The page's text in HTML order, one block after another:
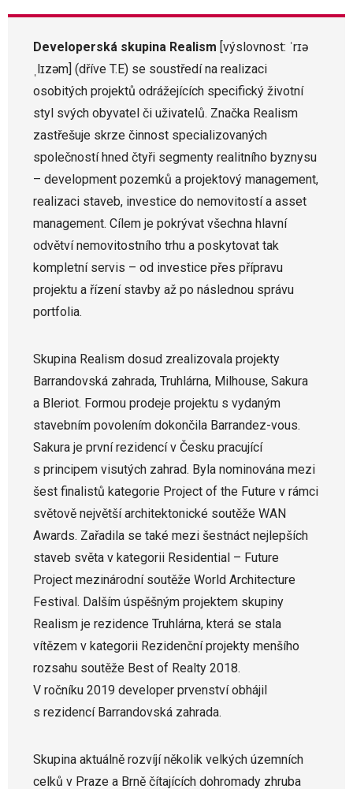
Developerská skupina Realism [výslovnost: ˈrɪə
ˌlɪzəm] (dříve T.E) se soustředí na realizaci
osobitých projektů odrážejících specifický životní
styl svých obyvatel či uživatelů. Značka Realism
zastřešuje skrze činnost specializovaných
společností hned čtyři segmenty realitního byznysu
– development pozemků a projektový management,
realizaci staveb, investice do nemovitostí a asset
management. Cílem je pokrývat všechna hlavní
odvětví nemovitostního trhu a poskytovat tak
kompletní servis – od investice přes přípravu
projektu a řízení stavby až po následnou správu
portfolia.
Skupina Realism dosud zrealizovala projekty
Barrandovská zahrada, Truhlárna, Milhouse, Sakura
a Bleriot. Formou prodeje projektu s vydaným
stavebním povolením dokončila Barrandez-vous.
Sakura je první rezidencí v Česku pracující
s principem visutých zahrad. Byla nominována mezi
šest finalistů kategorie Project of the Future v rámci
světově největší architektonické soutěže WAN
Awards. Zařadila se také mezi šestnáct nejlepších
staveb světa v kategorii Residential – Future
Project mezinárodní soutěže World Architecture
Festival. Dalším úspěšným projektem skupiny
Realism je rezidence Truhlárna, která se stala
vítězem v kategorii Rezidenční projekty menšího
rozsahu soutěže Best of Realty 2018.
V ročníku 2019 developer prvenství obhájil
s rezidencí Barrandovská zahrada.
Skupina aktuálně rozvíjí několik velkých územních
celků v Praze a Brně čítajících dohromady zhruba